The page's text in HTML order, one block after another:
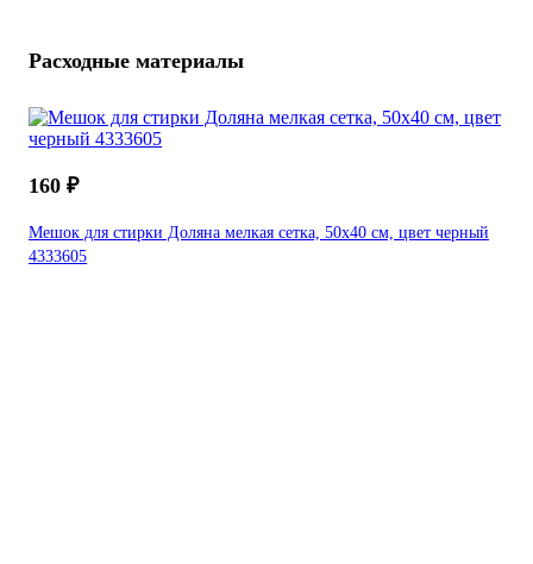
Расходные материалы
160 ₽
Мешок для стирки Доляна мелкая сетка, 50х40 см, цвет черный
4333605